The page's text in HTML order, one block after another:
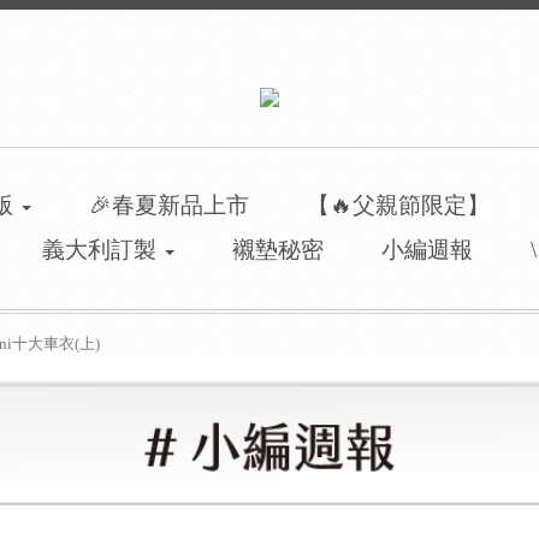
🎉春夏新品上市
【🔥父親節限定】
義大利訂製
襯墊秘密 小編週報
十大車衣(上)